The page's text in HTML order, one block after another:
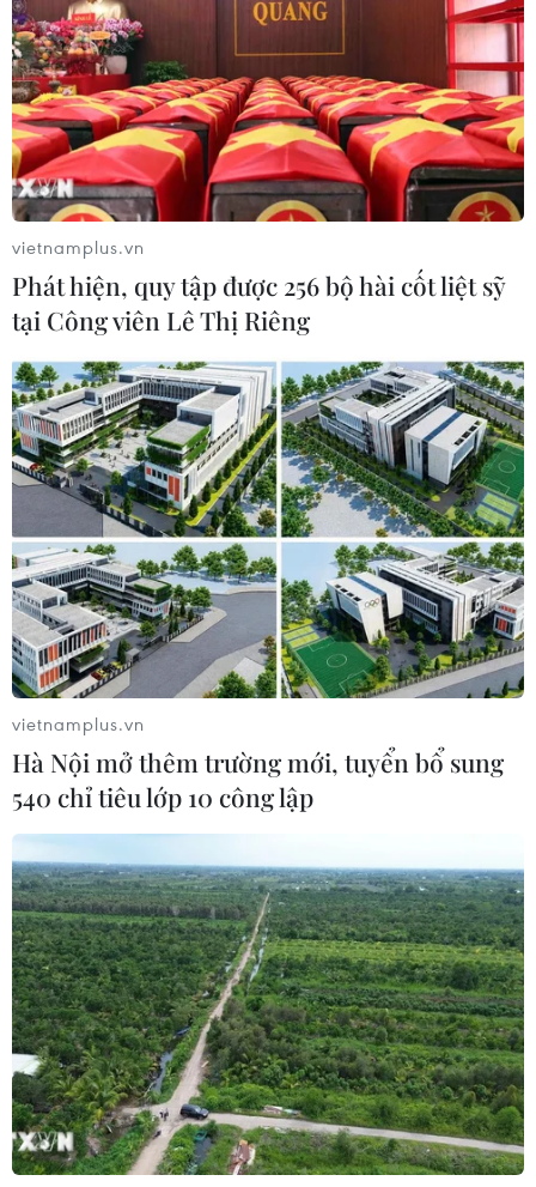
vietnamplus.vn
Phát hiện, quy tập được 256 bộ hài cốt liệt sỹ
tại Công viên Lê Thị Riêng
vietnamplus.vn
Hà Nội mở thêm trường mới, tuyển bổ sung
540 chỉ tiêu lớp 10 công lập